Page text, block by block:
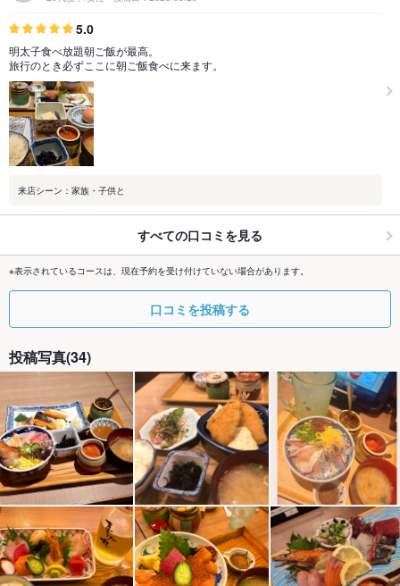
5.0
明太子食べ放題朝ご飯が最高。
旅行のとき必ずここに朝ご飯食べに来ます。
来店シーン：家族・子供と
すべての口コミを見る
※表示されているコースは、現在予約を受け付けていない場合があります。
口コミを投稿する
投稿写真(34)